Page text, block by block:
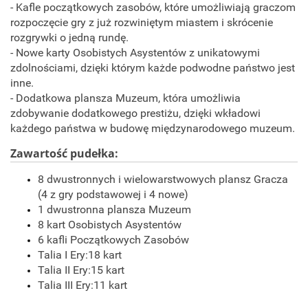
- Kafle początkowych zasobów, które umożliwiają graczom
rozpoczęcie gry z już rozwiniętym miastem i skrócenie
rozgrywki o jedną rundę.
- Nowe karty Osobistych Asystentów z unikatowymi
zdolnościami, dzięki którym każde podwodne państwo jest
inne.
- Dodatkowa plansza Muzeum, która umożliwia
zdobywanie dodatkowego prestiżu, dzięki wkładowi
każdego państwa w budowę międzynarodowego muzeum.
Zawartość pudełka:
8 dwustronnych i wielowarstwowych plansz Gracza
(4 z gry podstawowej i 4 nowe)
1 dwustronna plansza Muzeum
8 kart Osobistych Asystentów
6 kafli Początkowych Zasobów
Talia I Ery:18 kart
Talia II Ery:15 kart
Talia III Ery:11 kart